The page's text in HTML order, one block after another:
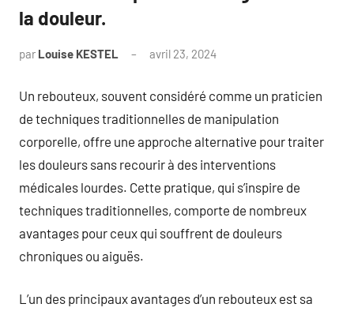
la douleur.
par Louise KESTEL avril 23, 2024
Un rebouteux, souvent considéré comme un praticien
de techniques traditionnelles de manipulation
corporelle, offre une approche alternative pour traiter
les douleurs sans recourir à des interventions
médicales lourdes. Cette pratique, qui s’inspire de
techniques traditionnelles, comporte de nombreux
avantages pour ceux qui souffrent de douleurs
chroniques ou aiguës.
L’un des principaux avantages d’un rebouteux est sa